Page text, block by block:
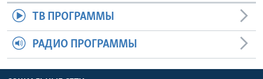
ТВ ПРОГРАММЫ
РАДИО ПРОГРАММЫ